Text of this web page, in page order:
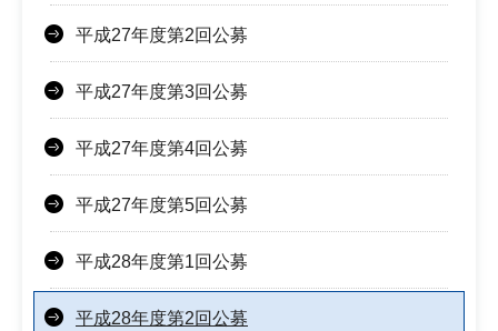
平成27年度第2回公募
平成27年度第3回公募
平成27年度第4回公募
平成27年度第5回公募
平成28年度第1回公募
平成28年度第2回公募